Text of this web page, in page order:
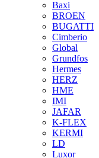
Baxi
BROEN
BUGATTI
Cimberio
Global
Grundfos
Hermes
HERZ
HME
IMI
JAFAR
K-FLEX
KERMI
LD
Luxor